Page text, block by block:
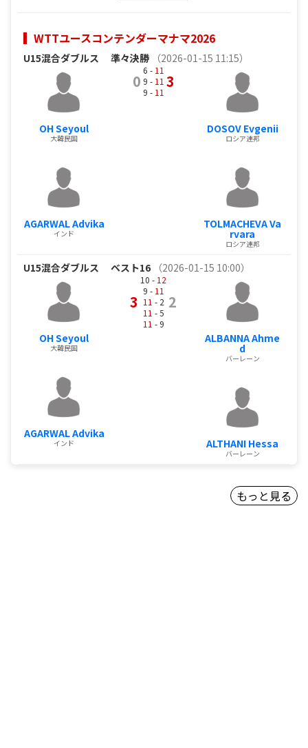
WTTユースコンテンダーマナマ2026
U15混合ダブルス 準々決勝 （2026-01-15 11:15）
OH Seyoul
大韓民国
AGARWAL Advika
インド
0
6 - 11
9 - 11
9 - 11
3
DOSOV Evgenii
ロシア連邦
TOLMACHEVA Va
rvara
ロシア連邦
U15混合ダブルス ベスト16 （2026-01-15 10:00）
OH Seyoul
大韓民国
AGARWAL Advika
インド
3
10 - 12
9 - 11
11 - 2
11 - 5
11 - 9
2
ALBANNA Ahme
d
バーレーン
ALTHANI Hessa
バーレーン
もっと見る